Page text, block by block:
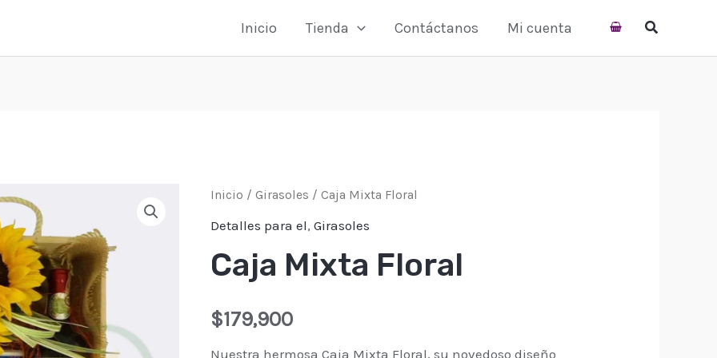
Inicio Tienda Contáctanos Mi cuenta
Inicio / Girasoles / Caja Mixta Floral
Detalles para el, Girasoles
Caja Mixta Floral
$179,900
Nuestra hermosa Caja Mixta Floral, su novedoso diseño
Caja
Mixta
cantidad
cantidad